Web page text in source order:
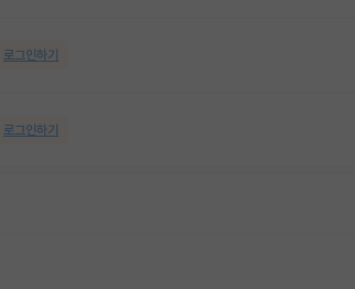
로그인하기
로그인하기